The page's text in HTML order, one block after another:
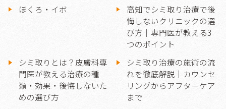
ほくろ・イボ
高知でシミ取り治療で後
悔しないクリニックの選
び方｜専門医が教える3
つのポイント
シミ取りとは？皮膚科専
門医が教える治療の種
類・効果・後悔しないた
めの選び方
シミ取り治療の施術の流
れを徹底解説｜カウンセ
リングからアフターケア
まで